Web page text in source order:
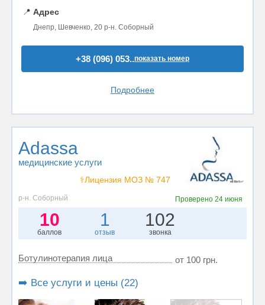
📍 Адрес
Днепр, Шевченко, 20 р-н. Соборный
+38 (096) 053..показать номер
Подробнее
Adassa
медицинские услуги
⚕️Лицензия МОЗ № 747
р-н. Соборный Проверено 24 июня
10
баллов
1
отзыв
102
звонка
Ботулинотерапия лица от 100 грн.
➡️ Все услуги и цены (22)